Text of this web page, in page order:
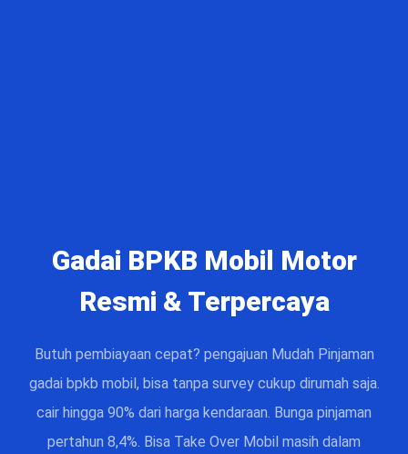
Gadai BPKB Mobil Motor
Resmi & Terpercaya
Butuh pembiayaan cepat? pengajuan Mudah Pinjaman
gadai bpkb mobil, bisa tanpa survey cukup dirumah saja.
cair hingga 90% dari harga kendaraan. Bunga pinjaman
pertahun 8,4%. Bisa Take Over Mobil masih dalam